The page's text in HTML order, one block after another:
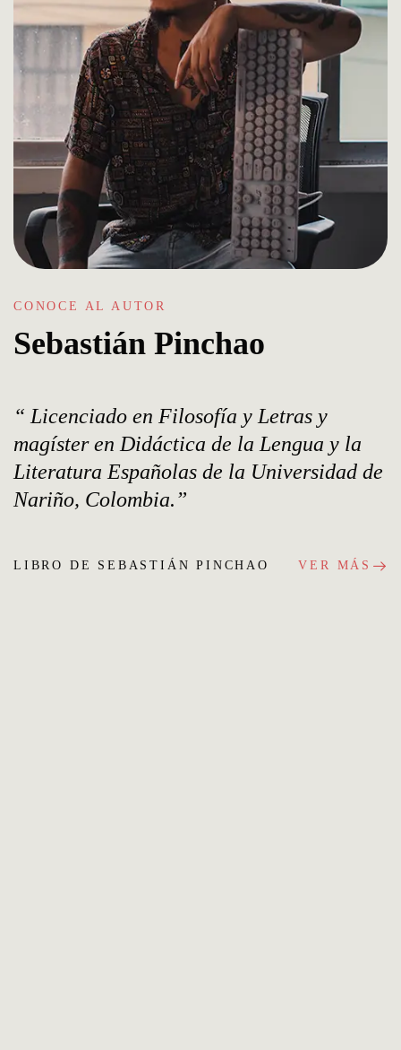
CONOCE AL AUTOR
Sebastián Pinchao
Licenciado en Filosofía y Letras y
magíster en Didáctica de la Lengua y la
Literatura Españolas de la Universidad de
Nariño, Colombia.
LIBRO DE SEBASTIÁN PINCHAO VER MÁS